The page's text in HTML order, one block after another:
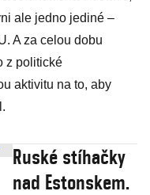
ale jedno jediné –
A za celou dobu
z politické
aktivitu na to, aby
Ruské stíhačky
nad Estonskem.